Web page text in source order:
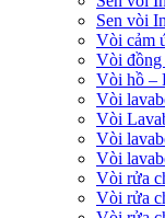
Sen vòi
Vòi cảm
Vòi đồng
Vòi hồ –
Vòi
Vòi
Vòi
Vòi
Vòi rửa
Vòi rửa